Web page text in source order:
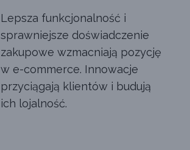
Lepsza funkcjonalność i
sprawniejsze doświadczenie
zakupowe wzmacniają pozycję
w e-commerce. Innowacje
przyciągają klientów i budują
ich lojalność.